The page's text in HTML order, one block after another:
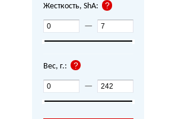
Жесткость, ShA:
—
Вес, г.:
—